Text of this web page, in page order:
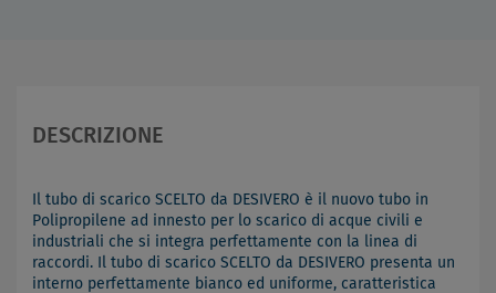
DESCRIZIONE
Il tubo di scarico SCELTO da DESIVERO è il nuovo tubo in
Polipropilene ad innesto per lo scarico di acque civili e
industriali che si integra perfettamente con la linea di
raccordi. Il tubo di scarico SCELTO da DESIVERO presenta un
interno perfettamente bianco ed uniforme, caratteristica